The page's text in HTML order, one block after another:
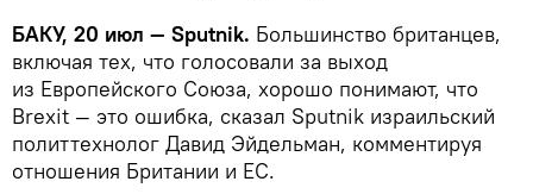
БАКУ, 20 июл — Sputnik. Большинство британцев,
включая тех, что голосовали за выход
из Европейского Союза, хорошо понимают, что
Brexit — это ошибка, сказал Sputnik израильский
политтехнолог Давид Эйдельман, комментируя
отношения Британии и ЕС.